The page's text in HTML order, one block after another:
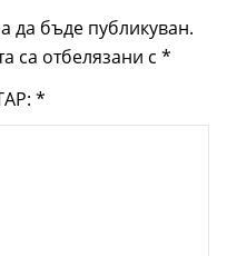
да бъде публикуван.
са отбелязани с *
*